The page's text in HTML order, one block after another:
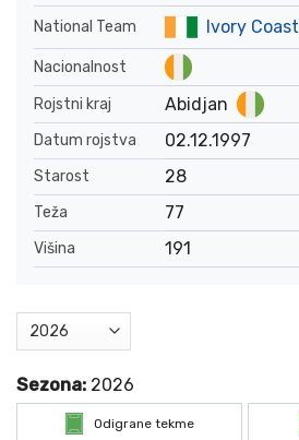
National Team Ivory Coast
Nacionalnost
Rojstni kraj
Abidjan
Datum rojstva 02.12.1997
Starost 28
Teža 77
Višina 191
Sezona: 2026
Odigrane tekme